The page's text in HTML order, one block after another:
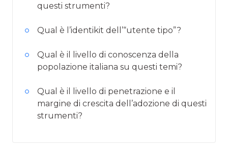
questi strumenti?
Qual è l’identikit dell’“utente tipo”?
Qual è il livello di conoscenza della
popolazione italiana su questi temi?
Qual è il livello di penetrazione e il
margine di crescita dell’adozione di questi
strumenti?